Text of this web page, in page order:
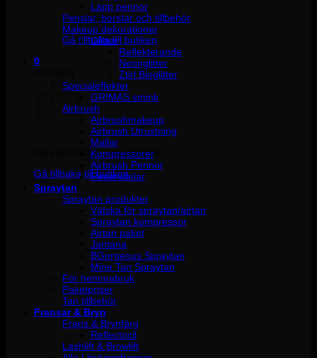
Inga produkter i varukorgen.
Gå tillbaka till butiken
0
Inga produkter i varukorgen.
Gå tillbaka till butiken
Läpp pennor
Penslar, borstar och tillbehör
Makeup dekorationer
Glitter
Reflekterande
Neonglitter
Ztirl Bioglitter
Specialeffekter
GRIMAS smink
Airbrush
Airbrushmakeup
Airbrush Utrustning
Mallar
Kompressorer
Airbrush Pennor
Reservdelar
Spraytan
Spraytan produkter
Vätska för spraytan/airtan
Spraytan kompressor
Airtan paket
Jantana
BGorgeous Spraytan
Mine Tan Spraytan
För hemmabruk
Paketpriser
Tan tillbehör
Fransar & Bryn
Frans & Brynfärg
Reflectocil
Lashlift & Browlift